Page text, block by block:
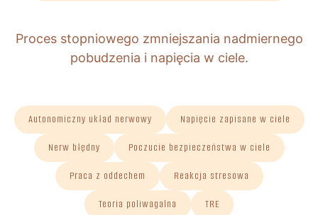
Proces stopniowego zmniejszania nadmiernego
pobudzenia i napięcia w ciele.
Autonomiczny układ nerwowy Napięcie zapisane w ciele
Nerw błędny Poczucie bezpieczeństwa w ciele
Praca z oddechem Reakcja stresowa
Teoria poliwagalna TRE